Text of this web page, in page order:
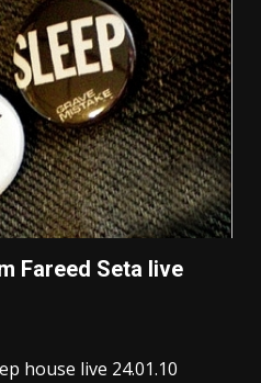
Fareed Seta live
house live 24.01.10